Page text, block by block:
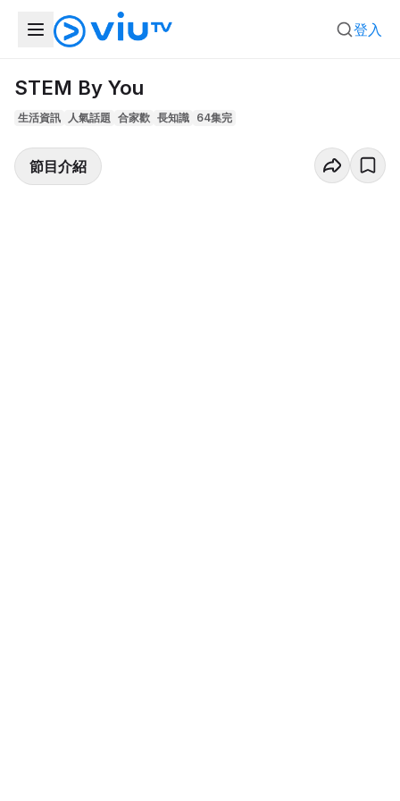
登入
STEM By You
生活資訊 人氣話題 合家歡 長知識 64集完
節目介紹